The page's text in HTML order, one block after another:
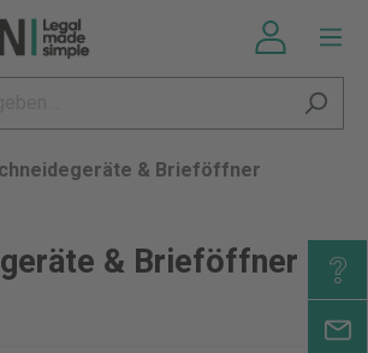
& Brieföffner
& Brieföffner